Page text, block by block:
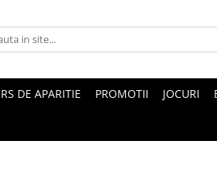
DE APARITIE PROMOTII JOCURI